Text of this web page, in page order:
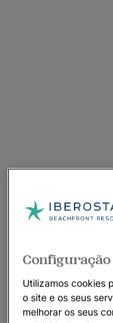
Utilizamos cookies
o site e os seus
melhorar os seus